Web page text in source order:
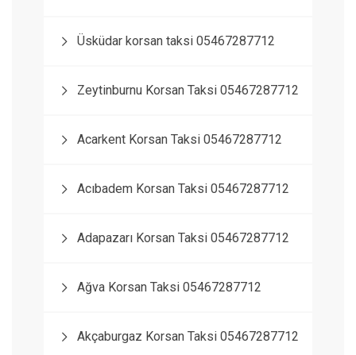
Üsküdar korsan taksi 05467287712
Zeytinburnu Korsan Taksi 05467287712
Acarkent Korsan Taksi 05467287712
Acıbadem Korsan Taksi 05467287712
Adapazarı Korsan Taksi 05467287712
Ağva Korsan Taksi 05467287712
Akçaburgaz Korsan Taksi 05467287712